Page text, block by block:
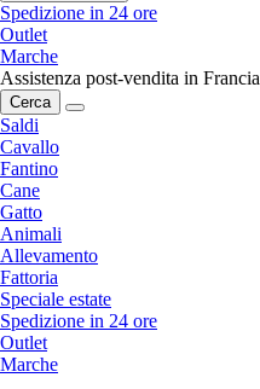
Spedizione in 24 ore
Outlet
Marche
Assistenza post-vendita in Francia
Cerca
Saldi
Cavallo
Fantino
Cane
Gatto
Animali
Allevamento
Fattoria
Speciale estate
Spedizione in 24 ore
Outlet
Marche